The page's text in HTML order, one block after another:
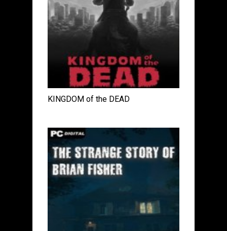
KINGDOM of the DEAD